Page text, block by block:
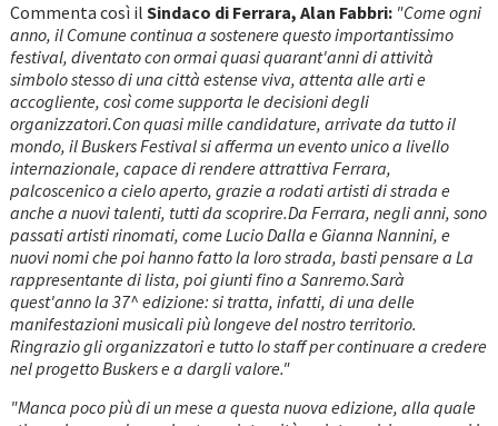
Commenta così il Sindaco di Ferrara, Alan Fabbri: "Come ogni
anno, il Comune continua a sostenere questo importantissimo
festival, diventato con ormai quasi quarant'anni di attività
simbolo stesso di una città estense viva, attenta alle arti e
accogliente, così come supporta le decisioni degli
organizzatori.Con quasi mille candidature, arrivate da tutto il
mondo, il Buskers Festival si afferma un evento unico a livello
internazionale, capace di rendere attrattiva Ferrara,
palcoscenico a cielo aperto, grazie a rodati artisti di strada e
anche a nuovi talenti, tutti da scoprire.Da Ferrara, negli anni, sono
passati artisti rinomati, come Lucio Dalla e Gianna Nannini, e
nuovi nomi che poi hanno fatto la loro strada, basti pensare a La
rappresentante di lista, poi giunti fino a Sanremo.Sarà
quest'anno la 37^ edizione: si tratta, infatti, di una delle
manifestazioni musicali più longeve del nostro territorio.
Ringrazio gli organizzatori e tutto lo staff per continuare a credere
nel progetto Buskers e a dargli valore."
"Manca poco più di un mese a questa nuova edizione, alla quale